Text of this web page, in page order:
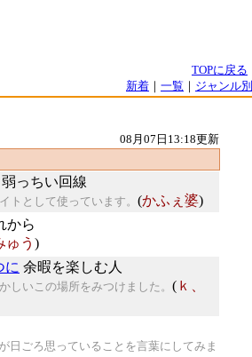
TOPに戻る
新着 ｜ 一覧 ｜ ジャンル別
08月07日13:18更新
弱っちい回線
トとして使っています。 (かふぇ婆)
から
ゅう )
に 余暇を楽しむ人
しいこの場所をみつけました。 ( ｋ、
日ごろ思っていることを言葉にしてみま